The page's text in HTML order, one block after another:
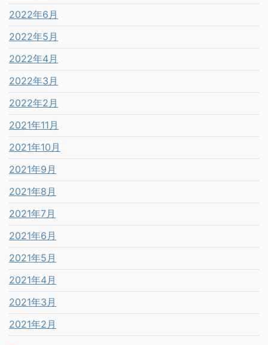
2022年6月
2022年5月
2022年4月
2022年3月
2022年2月
2021年11月
2021年10月
2021年9月
2021年8月
2021年7月
2021年6月
2021年5月
2021年4月
2021年3月
2021年2月